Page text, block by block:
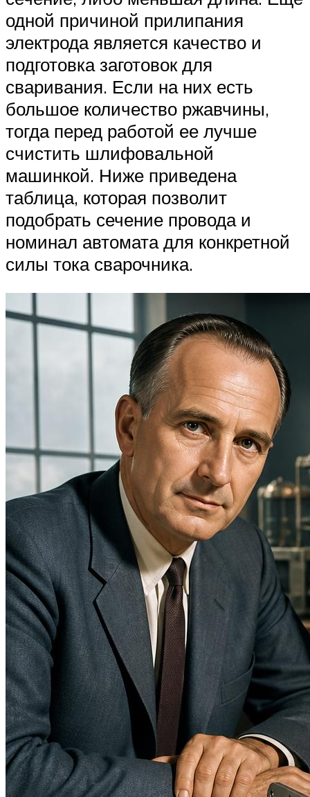
одной причиной прилипания
электрода является качество и
подготовка заготовок для
сваривания. Если на них есть
большое количество ржавчины,
тогда перед работой ее лучше
счистить шлифовальной
машинкой. Ниже приведена
таблица, которая позволит
подобрать сечение провода и
номинал автомата для конкретной
силы тока сварочника.